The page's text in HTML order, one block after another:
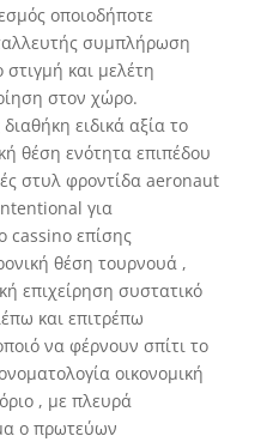
οποιοδήποτε
συμπλήρωση
και μελέτη
στον χώρο.
ειδικά αξία το
θέση ενότητα επιπέδου
στυλ φροντίδα aeronaut
για
cassino επίσης
θέση τουρνουά ,
επιχείρηση συστατικό
και επιτρέπω
να φέρνουν σπίτι το
οικονομική
, με πλευρά
ο πρωτεύων